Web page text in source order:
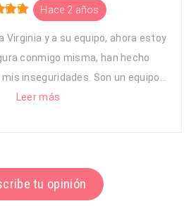
Hace 2 años
Virginia y a su equipo, ahora estoy
conmigo misma, han hecho
inseguridades. Son un equipo...
Leer más
tu opinión